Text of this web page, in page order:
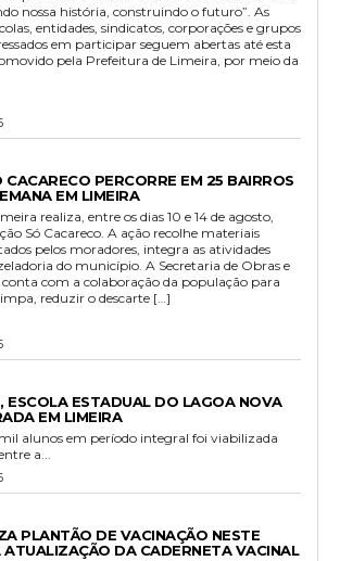
nossa história, construindo o futuro”. As
entidades, sindicatos, corporações e grupos
em participar seguem abertas até esta
pela Prefeitura de Limeira, por meio da
CACARECO PERCORRE EM 25 BAIRROS
EM LIMEIRA
realiza, entre os dias 10 e 14 de agosto,
Só Cacareco. A ação recolhe materiais
pelos moradores, integra as atividades
do município. A Secretaria de Obras e
conta com a colaboração da população para
reduzir o descarte […]
ESCOLA ESTADUAL DO LAGOA NOVA
EM LIMEIRA
alunos em período integral foi viabilizada
a...
PLANTÃO DE VACINAÇÃO NESTE
DA CADERNETA VACINAL